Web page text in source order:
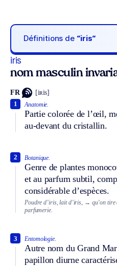
Définitions de “iris“
iris
nom masculin
FR [iʀis]
Anatomie.
Partie colorée de l’œil,
au-devant du cristallin.
1
Botanique.
Genre de plantes
et au parfum subtil,
considérable d’espèces.
2
Poudre d’iris, lait d’iris, → qu’on tire
parfumerie.
Entomologie.
Autre nom du Grand
papillon diurne
3